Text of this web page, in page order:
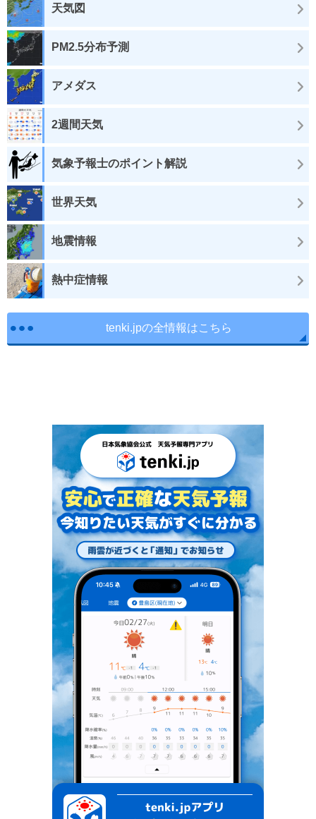
天気図
PM2.5分布予測
アメダス
2週間天気
気象予報士のポイント解説
世界天気
地震情報
熱中症情報
tenki.jpの全情報はこちら